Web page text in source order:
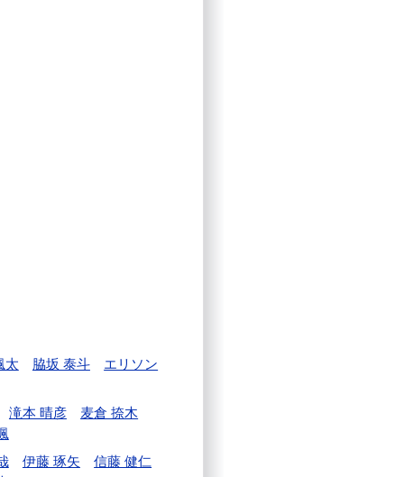
太 脇坂 泰斗 エリソン
滝本 晴彦
麦倉 捺木
伊藤 琢矢
信藤 健仁